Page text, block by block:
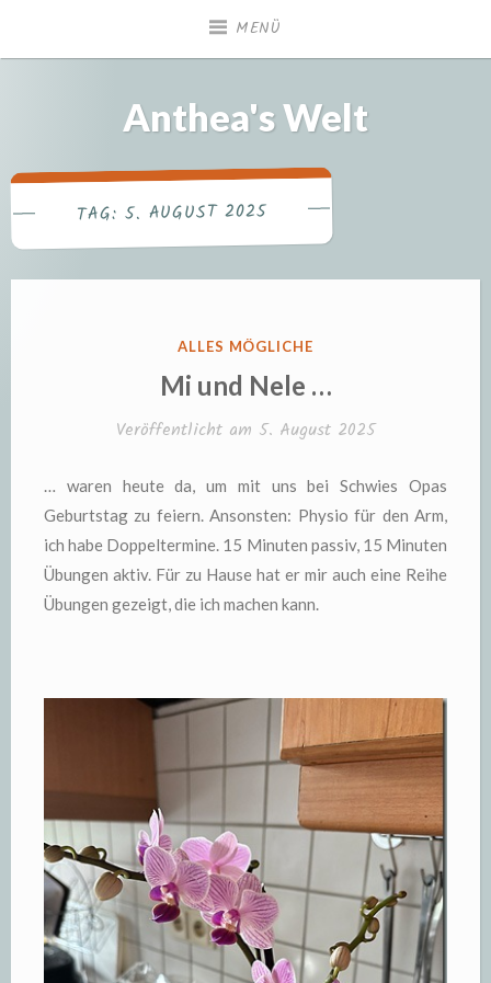
MENÜ
Anthea's Welt
TAG:5. AUGUST 2025
VERÖFFENTLICHT
ALLES MÖGLICHE
Mi und Nele …
Veröffentlicht am 5. August 2025
… waren heute da, um mit uns bei Schwies Opas
Geburtstag zu feiern. Ansonsten: Physio für den Arm,
ich habe Doppeltermine. 15 Minuten passiv, 15 Minuten
Übungen aktiv. Für zu Hause hat er mir auch eine Reihe
Übungen gezeigt, die ich machen kann.